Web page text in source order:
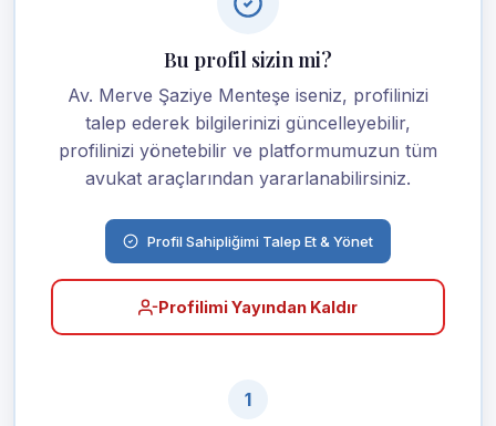
Bu profil sizin mi?
Av. Merve Şaziye Menteşe iseniz, profilinizi
talep ederek bilgilerinizi güncelleyebilir,
profilinizi yönetebilir ve platformumuzun tüm
avukat araçlarından yararlanabilirsiniz.
Profil Sahipliğimi Talep Et & Yönet
Profilimi Yayından Kaldır
1